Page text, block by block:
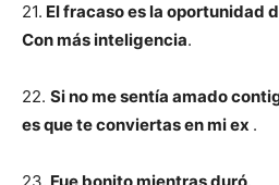
21. El fracaso es la oportunidad
Con más inteligencia.
22. Si no me sentía amado
es que te conviertas en mi ex .